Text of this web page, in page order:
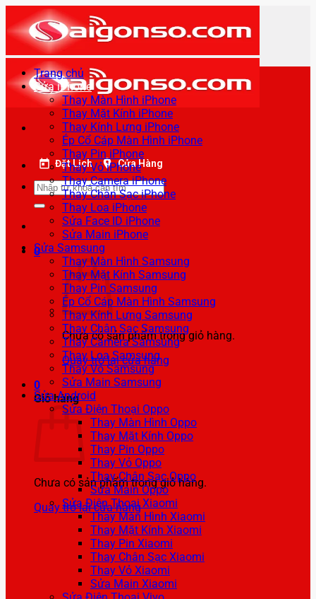
qua
nội
dung
Đặt Lịch Cửa Hàng
Tìm
kiếm:
0
Chưa có sản phẩm trong giỏ hàng.
Quay trở lại cửa hàng
0
Giỏ hàng
Chưa có sản phẩm trong giỏ hàng.
Quay trở lại cửa hàng
Trang chủ
Sửa iPhone
Thay Màn Hình iPhone
Thay Mặt Kính iPhone
Thay Kính Lưng iPhone
Ép Cổ Cáp Màn Hình iPhone
Thay Pin iPhone
Thay Vỏ iPhone
Thay Camera iPhone
Thay Chân Sạc iPhone
Thay Loa iPhone
Sửa Face ID iPhone
Sửa Main iPhone
Sửa Samsung
Thay Màn Hình Samsung
Thay Mặt Kính Samsung
Thay Pin Samsung
Ép Cổ Cáp Màn Hình Samsung
Thay Kính Lưng Samsung
Thay Chân Sạc Samsung
Thay Camera Samsung
Thay Loa Samsung
Thay Vỏ Samsung
Sửa Main Samsung
Sửa Android
Sửa Điện Thoại Oppo
Thay Màn Hình Oppo
Thay Mặt Kính Oppo
Thay Pin Oppo
Thay Vỏ Oppo
Thay Chân Sạc Oppo
Sửa Main Oppo
Sửa Điện Thoại Xiaomi
Thay Màn Hình Xiaomi
Thay Mặt Kính Xiaomi
Thay Pin Xiaomi
Thay Chân Sạc Xiaomi
Thay Vỏ Xiaomi
Sửa Main Xiaomi